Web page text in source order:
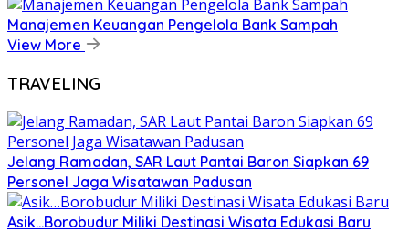
Manajemen Keuangan Pengelola Bank Sampah
View More
TRAVELING
Jelang Ramadan, SAR Laut Pantai Baron Siapkan 69
Personel Jaga Wisatawan Padusan
Asik…Borobudur Miliki Destinasi Wisata Edukasi Baru